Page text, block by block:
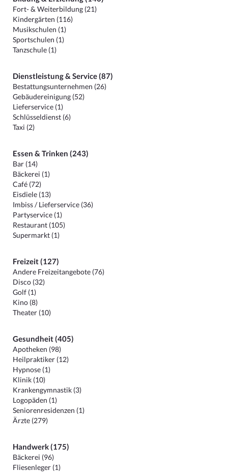
Fort- & Weiterbildung (21)
Kindergärten (116)
Musikschulen (1)
Sportschulen (1)
Tanzschule (1)
Dienstleistung & Service (87)
Bestattungsunternehmen (26)
Gebäudereinigung (52)
Lieferservice (1)
Schlüsseldienst (6)
Taxi (2)
Essen & Trinken (243)
Bar (14)
Bäckerei (1)
Café (72)
Eisdiele (13)
Imbiss / Lieferservice (36)
Partyservice (1)
Restaurant (105)
Supermarkt (1)
Freizeit (127)
Andere Freizeitangebote (76)
Disco (32)
Golf (1)
Kino (8)
Theater (10)
Gesundheit (405)
Apotheken (98)
Heilpraktiker (12)
Hypnose (1)
Klinik (10)
Krankengymnastik (3)
Logopäden (1)
Seniorenresidenzen (1)
Ärzte (279)
Handwerk (175)
Bäckerei (96)
Fliesenleger (1)